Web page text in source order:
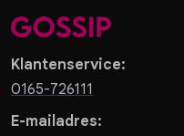
Klantenservice:
0165-726111
E-mailadres: